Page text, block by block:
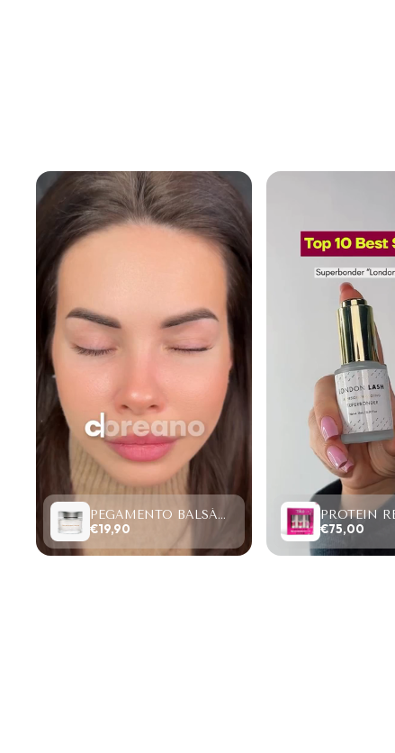
PEGAMENTO BALSÁMICO CLEAR LASH 15ML
€19,90 €75,00